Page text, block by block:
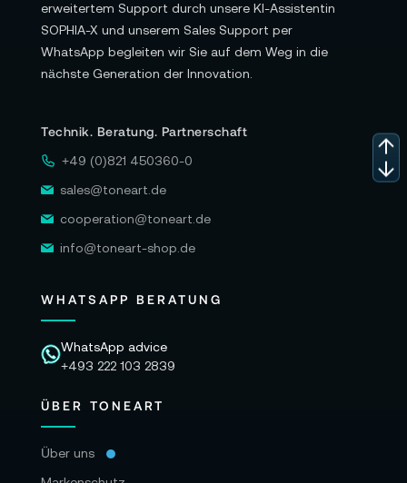
erweitertem Support durch unsere KI-Assistentin
SOPHIA-X und unserem Sales Support per
WhatsApp begleiten wir Sie auf dem Weg in die
nächste Generation der Innovation.
Technik. Beratung. Partnerschaft
+49 (0)821 450360-0
sales@toneart.de
cooperation@toneart.de
info@toneart-shop.de
WHATSAPP BERATUNG
WhatsApp advice
+493 222 103 2839
ÜBER TONEART
Über uns